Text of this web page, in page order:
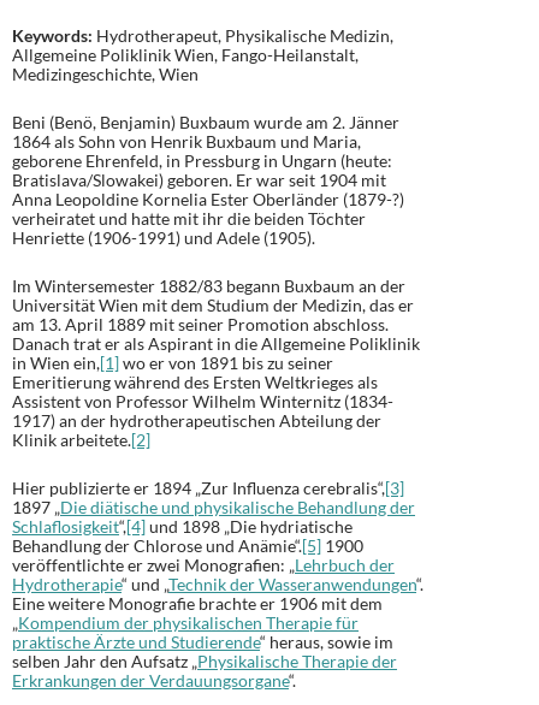
Keywords: Hydrotherapeut, Physikalische Medizin,
Allgemeine Poliklinik Wien, Fango-Heilanstalt,
Medizingeschichte, Wien
Beni (Benö, Benjamin) Buxbaum wurde am 2. Jänner
1864 als Sohn von Henrik Buxbaum und Maria,
geborene Ehrenfeld, in Pressburg in Ungarn (heute:
Bratislava/Slowakei) geboren. Er war seit 1904 mit
Anna Leopoldine Kornelia Ester Oberländer (1879-?)
verheiratet und hatte mit ihr die beiden Töchter
Henriette (1906-1991) und Adele (1905).
Im Wintersemester 1882/83 begann Buxbaum an der
Universität Wien mit dem Studium der Medizin, das er
am 13. April 1889 mit seiner Promotion abschloss.
Danach trat er als Aspirant in die Allgemeine Poliklinik
in Wien ein,[1]wo er von 1891 bis zu seiner
Emeritierung während des Ersten Weltkrieges als
Assistent von Professor Wilhelm Winternitz (1834-
1917) an der hydrotherapeutischen Abteilung der
Klinik arbeitete.[2]
Hier publizierte er 1894 „Zur Influenza cerebralis“,[3]
1897 „Die diätische und physikalische Behandlung der
Schlaflosigkeit“,[4]und 1898 „Die hydriatische
Behandlung der Chlorose und Anämie“.[5] 1900
veröffentlichte er zwei Monografien: „Lehrbuch der
Hydrotherapie“ und „Technik der Wasseranwendungen“.
Eine weitere Monografie brachte er 1906 mit dem
„Kompendium der physikalischen Therapie für
praktische Ärzte und Studierende“ heraus, sowie im
selben Jahr den Aufsatz „Physikalische Therapie der
Erkrankungen der Verdauungsorgane“.